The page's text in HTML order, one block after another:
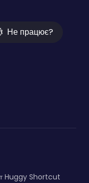
Не працює?
Huggy Shortcut